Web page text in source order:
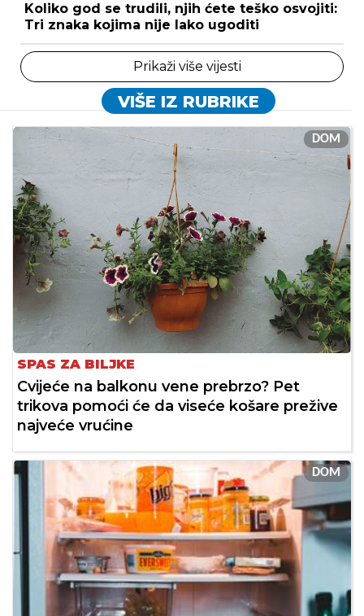
Koliko god se trudili, njih ćete teško osvojiti:
Tri znaka kojima nije lako ugoditi
Prikaži više vijesti
VIŠE IZ RUBRIKE
DOM
SPAS ZA BILJKE
Cvijeće na balkonu vene prebrzo? Pet
trikova pomoći će da viseće košare prežive
najveće vrućine
DOM